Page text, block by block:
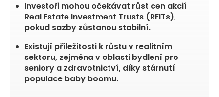
Investoři mohou očekávat růst cen akcií
Real Estate Investment Trusts (REITs),
pokud sazby zůstanou stabilní.
Existují příležitosti k růstu v realitním
sektoru, zejména v oblasti bydlení pro
seniory a zdravotnictví, díky stárnutí
populace baby boomu.